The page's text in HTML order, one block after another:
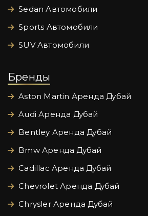
Sedan Автомобили
Sports Автомобили
SUV Автомобили
Бренды
Aston Martin Аренда Дубай
Audi Аренда Дубай
Bentley Аренда Дубай
Bmw Аренда Дубай
Cadillac Аренда Дубай
Chevrolet Аренда Дубай
Chrysler Аренда Дубай